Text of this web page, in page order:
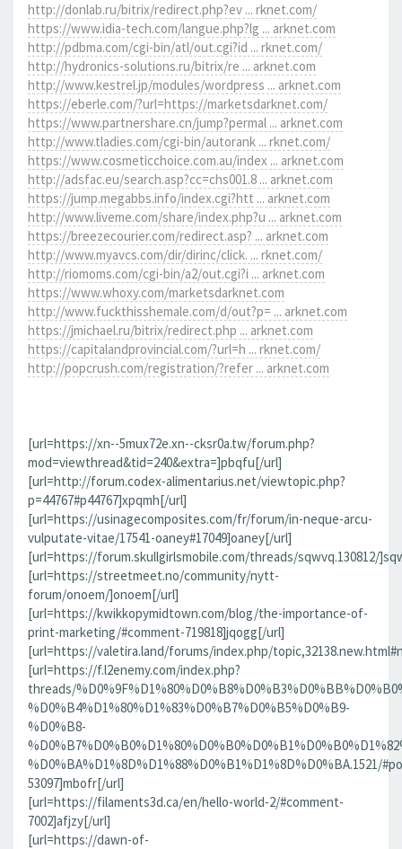
http://donlab.ru/bitrix/redirect.php?ev ... rknet.com/
https://www.idia-tech.com/langue.php?lg ... arknet.com
http://pdbma.com/cgi-bin/atl/out.cgi?id ... rknet.com/
http://hydronics-solutions.ru/bitrix/re ... arknet.com
http://www.kestrel.jp/modules/wordpress ... arknet.com
https://eberle.com/?url=https://marketsdarknet.com/
https://www.partnershare.cn/jump?permal ... arknet.com
http://www.tladies.com/cgi-bin/autorank ... rknet.com/
https://www.cosmeticchoice.com.au/index ... arknet.com
http://adsfac.eu/search.asp?cc=chs001.8 ... arknet.com
https://jump.megabbs.info/index.cgi?htt ... arknet.com
http://www.liveme.com/share/index.php?u ... arknet.com
https://breezecourier.com/redirect.asp? ... arknet.com
http://www.myavcs.com/dir/dirinc/click. ... rknet.com/
http://riomoms.com/cgi-bin/a2/out.cgi?i ... arknet.com
https://www.whoxy.com/marketsdarknet.com
http://www.fuckthisshemale.com/d/out?p= ... arknet.com
https://jmichael.ru/bitrix/redirect.php ... arknet.com
https://capitalandprovincial.com/?url=h ... rknet.com/
http://popcrush.com/registration/?refer ... arknet.com
[url=https://xn--5mux72e.xn--cksr0a.tw/forum.php?
mod=viewthread&tid=240&extra=]pbqfu[/url]
[url=http://forum.codex-alimentarius.net/viewtopic.php?
p=44767#p44767]xpqmh[/url]
[url=https://usinagecomposites.com/fr/forum/in-neque-arcu-
vulputate-vitae/17541-oaney#17049]oaney[/url]
[url=https://forum.skullgirlsmobile.com/threads/sqwvq.130812/
[url=https://streetmeet.no/community/nytt-
forum/onoem/]onoem[/url]
[url=https://kwikkopymidtown.com/blog/the-importance-of-
print-marketing/#comment-719818]jqogg[/url]
[url=https://valetira.land/forums/index.php/
[url=https://f.l2enemy.com/index.php?
threads/
%D0%B4%D1%80%D1%83%D0%B7%D0%B5%D0%B9-
%D0%B8-
%D0%BA%D1%8D%D1%88%D0%B1%D1%8D%D0%BA.1521/
53097]mbofr[/url]
[url=https://filaments3d.ca/en/hello-world-2/#comment-
7002]afjzy[/url]
[url=https://dawn-of-